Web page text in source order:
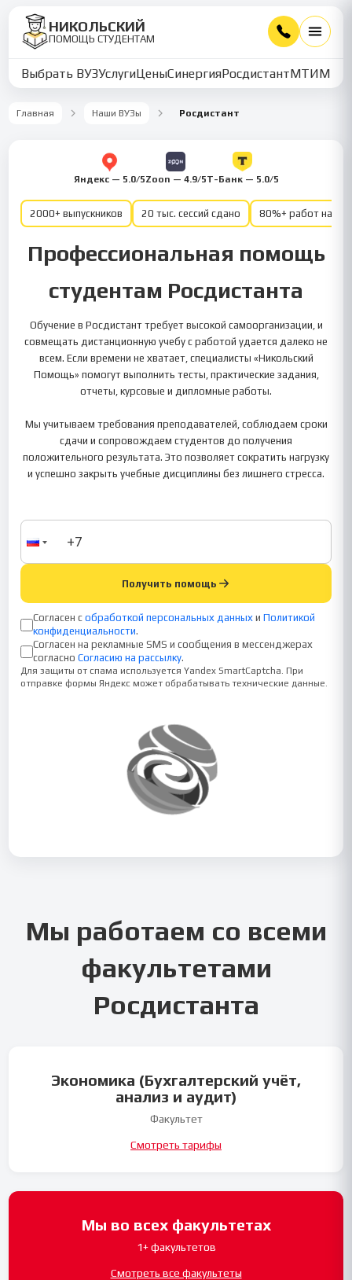
НИКОЛЬСКИЙ
ПОМОЩЬ СТУДЕНТАМ
Выбрать ВУЗУслугиЦеныСинергияРосдистантМТИММУ
Главная Наши ВУЗы Росдистант
Яндекс — 5.0/5Zoon — 4.9/5Т-Банк — 5.0/5
2000+ выпускников 20 тыс. сессий сдано 80%+ работ на
Профессиональная помощь
студентам Росдистанта
Обучение в Росдистант требует высокой самоорганизации, и
совмещать дистанционную учебу с работой удается далеко не
всем. Если времени не хватает, специалисты «Никольский
Помощь» помогут выполнить тесты, практические задания,
отчеты, курсовые и дипломные работы.
Мы учитываем требования преподавателей, соблюдаем сроки
сдачи и сопровождаем студентов до получения
положительного результата. Это позволяет сократить нагрузку
и успешно закрыть учебные дисциплины без лишнего стресса.
Получить помощь
Согласен с обработкой персональных данных и Политикой
конфиденциальности.
Согласен на рекламные SMS и сообщения в мессенджерах
согласно Согласию на рассылку.
Для защиты от спама используется Yandex SmartCaptcha. При
отправке формы Яндекс может обрабатывать технические данные.
Мы работаем со всеми
факультетами
Росдистанта
Экономика (Бухгалтерский учёт,
анализ и аудит)
Факультет
Смотреть тарифы
Мы во всех факультетах
1+ факультетов
Смотреть все факультеты